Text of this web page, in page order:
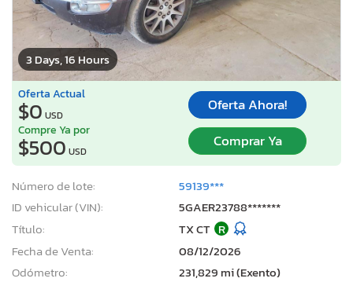
3 Days, 16 Hours
Oferta Actual
$0 USD
Oferta Ahora!
Compre Ya por
$500 USD
Comprar Ya
Número de lote:
59139***
ID vehicular (VIN):
5GAER23788*******
Título:
TX CT R
Fecha de Venta:
08/12/2026
Odómetro:
231,829 mi (Exento)